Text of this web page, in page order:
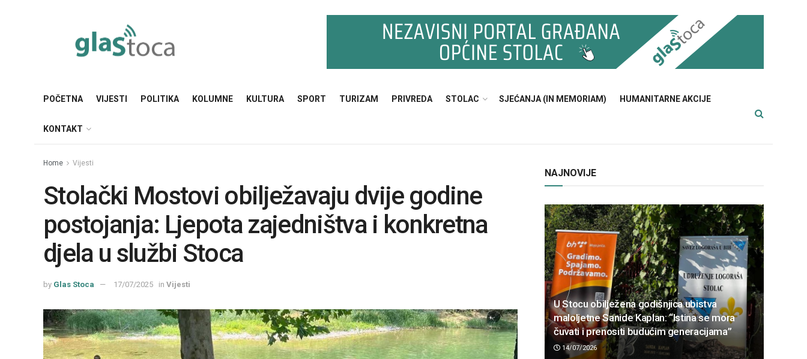
POČETNA VIJESTI POLITIKA KOLUMNE KULTURA SPORT TURIZAM PRIVREDA STOLAC SJEĆANJA (IN MEMORIAM) HUMANITARNE AKCIJE
KONTAKT
Home Vijesti
Stolački Mostovi obilježavaju dvije godine
postojanja: Ljepota zajedništva i konkretna
djela u službi Stoca
by Glas Stoca 17/07/2025 in Vijesti
NAJNOVIJE
U Stocu obilježena godišnjica ubistva
maloljetne Sanide Kaplan: “Istina se mora
čuvati i prenositi budućim generacijama”
14/07/2026